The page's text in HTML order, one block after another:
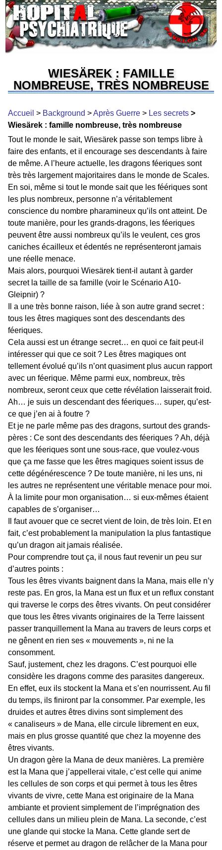
WIESÄREK : FAMILLE
NOMBREUSE, TRÈS NOMBREUSE
Accueil > Background >Après Guerre > Les secrets >
Wiesärek : famille nombreuse, très nombreuse
Tout le monde le sait, Wiesärek passe son temps libre à
faire des enfants, et il encourage ses descendants à faire
de même. A l’heure actuelle, les dragons féeriques sont
très très largement majoritaires dans le monde de Scales.
En soi, même si tout le monde sait que les féériques sont
les plus nombreux, personne n’a véritablement
conscience du nombre pharamineux qu’ils ont atteint. De
toute manière, pour les grands-dragons, les féeriques
peuvent être aussi nombreux qu’ils le veulent, ces gros
caniches écailleux et édentés ne représenteront jamais
une réelle menace.
Mais alors, pourquoi Wiesärek tient-il autant à garder
secret la taille de sa famille (voir le Scénario A10-
Gleipnir) ?
Il a une très bonne raison, liée à son autre grand secret :
tous les êtres magiques sont des descendants des
féeriques.
Cela aussi est un étrange secret… en quoi ce fait peut-il
intéresser qui que ce soit ? Les êtres magiques ont
tellement évolué qu’ils n’ont quasiment plus aucun rapport
avec un féerique. Même parmi eux, nombreux, très
nombreux, seront ceux que cette révélation laisserait froid.
Ah… je suis un descendant des féeriques… super, qu’est-
ce que j’en ai à foutre ?
Et je ne parle même pas des dragons, surtout des grands-
pères : Ce sont des descendants des féeriques ? Ah, déjà
que les féeriques sont une sous-race, que voulez-vous
que ça me fasse que les êtres magiques soient issus de
cette dégénérescence ? De toute manière, ni les uns, ni
les autres ne représentent une véritable menace pour moi.
À la limite pour mon organisation… si eux-mêmes étaient
capables de s’organiser…
Il faut avouer que ce secret vient de loin, de très loin. Et en
fait, c’est probablement la manipulation la plus fantastique
qu’un dragon ait jamais réalisée.
Pour comprendre tout ça, il nous faut revenir un peu sur
d’autres points :
Tous les êtres vivants baignent dans la Mana, mais elle n’y
reste pas. En gros, la Mana est un flux et un reflux constant
qui traverse le corps des êtres vivants. On peut considérer
que tous les êtres vivants originaires de la Terre laissent
passer tranquillement la Mana au travers de leurs corps et
ne gênent en rien ses « mouvements », ni ne la
consomment.
Sauf, justement, chez les dragons. C’est pourquoi elle
considère les dragons comme des parasites dangereux.
En effet, eux ils stockent la Mana et s’en nourrissent. Au fil
du temps, ils finiront par la consommer. Par exemple, les
druides et autres êtres divins sont simplement des
« canaliseurs » de Mana, elle circule librement en eux,
mais en plus grosse quantité que chez la moyenne des
êtres vivants.
Un dragon gère la Mana de deux manières. La première
est la Mana que j’appellerai vitale, c’est celle qui anime
les cellules de son corps et qui permet à tous les êtres
vivants de vivre, cette Mana est originaire de la Mana
ambiante et provient simplement de l’imprégnation des
cellules dans un milieu plein de Mana. La seconde, c’est
une glande qui stocke la Mana. Cette glande sert de
réserve et permet au dragon de relâcher de la Mana pour